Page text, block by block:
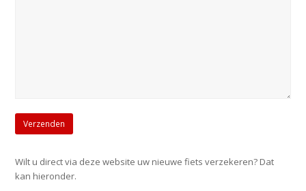
Wilt u direct via deze website uw nieuwe fiets verzekeren? Dat
kan hieronder.